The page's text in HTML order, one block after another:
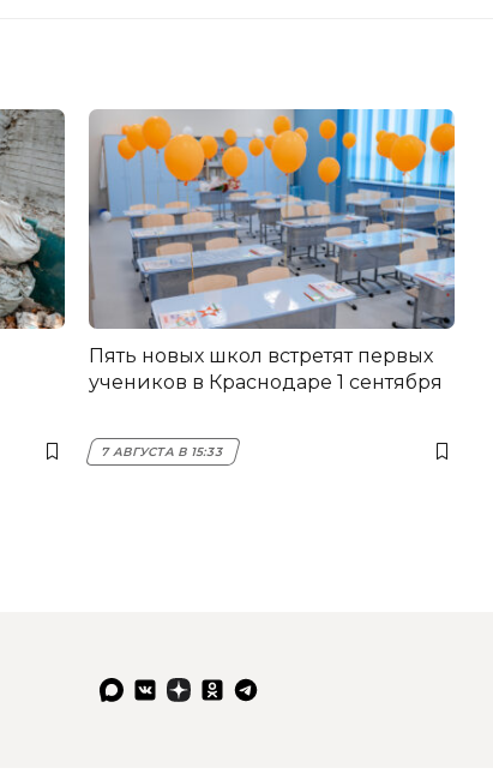
Пять новых школ встретят первых
учеников в Краснодаре 1 сентября
7 АВГУСТА В 15:33